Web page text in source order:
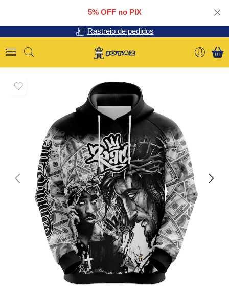
5% OFF no PIX
Rastreio de pedidos